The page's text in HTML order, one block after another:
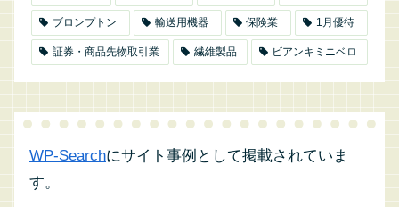
ブロンプトン 輸送用機器 保険業 1月優待
証券・商品先物取引業 繊維製品 ビアンキミニベロ
WP-Searchにサイト事例として掲載されていま
す。